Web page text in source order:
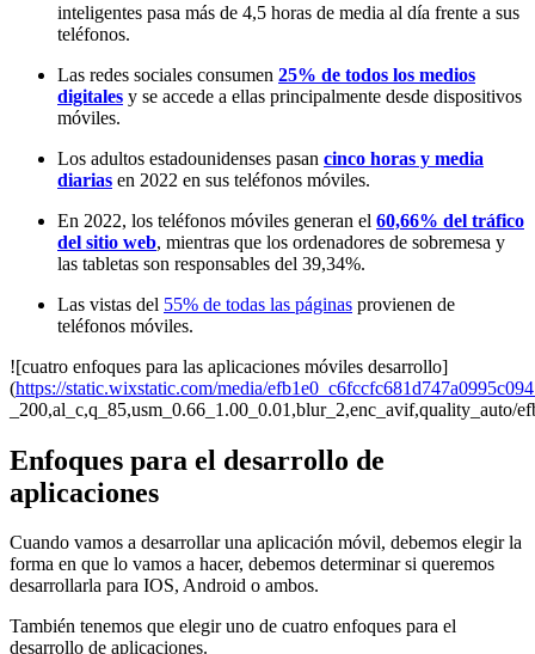
inteligentes pasa más de 4,5 horas de media al día frente a sus
teléfonos.
Las redes sociales consumen 25% de todos los medios
digitales y se accede a ellas principalmente desde dispositivos
móviles.
Los adultos estadounidenses pasan cinco horas y media
diarias en 2022 en sus teléfonos móviles.
En 2022, los teléfonos móviles generan el 60,66% del tráfico
del sitio web, mientras que los ordenadores de sobremesa y
las tabletas son responsables del 39,34%.
Las vistas del 55% de todas las páginas provienen de
teléfonos móviles.
![cuatro enfoques para las aplicaciones móviles desarrollo]
(https://static.wixstatic.com/media/
Enfoques para el desarrollo de
aplicaciones
Cuando vamos a desarrollar una aplicación móvil, debemos elegir la
forma en que lo vamos a hacer, debemos determinar si queremos
desarrollarla para IOS, Android o ambos.
También tenemos que elegir uno de cuatro enfoques para el
desarrollo de aplicaciones.